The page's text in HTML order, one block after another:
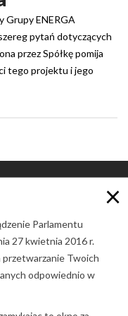
Grupy ENERGA
pytań dotyczących
przez Spółkę pomija
tego projektu i jego
Pracownia na rzecz
×
Parlamentu
27 kwietnia 2016 r.
Twoich
odpowiednio w